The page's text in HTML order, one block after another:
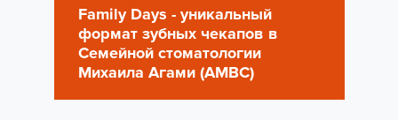
Family Days - уникальный
формат зубных чекапов в
Семейной стоматологии
Михаила Агами (AMBC)